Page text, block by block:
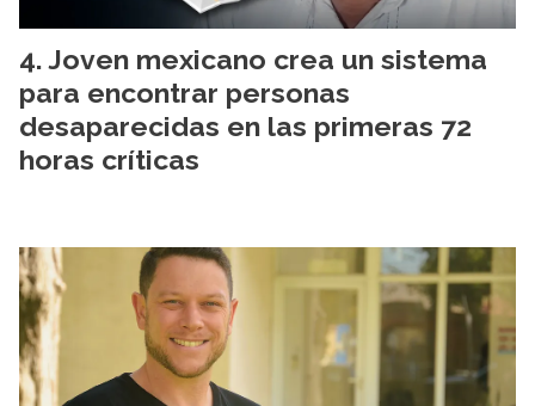
Joven mexicano crea un sistema
para encontrar personas
desaparecidas en las primeras 72
horas críticas